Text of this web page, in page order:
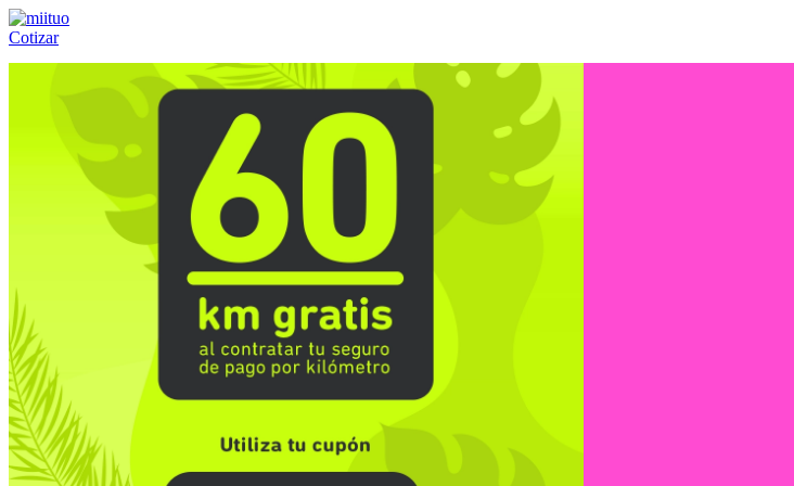
Cotizar
(55) 84-21-05-00ó800-953-00-59